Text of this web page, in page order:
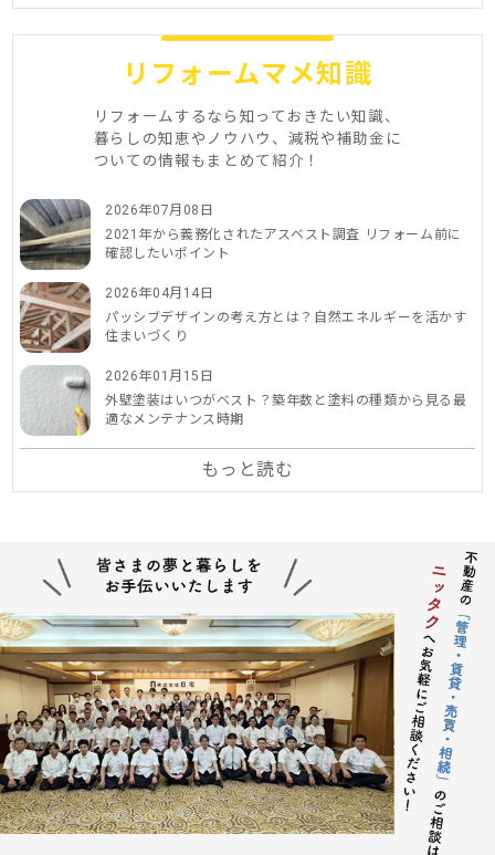
リフォームマメ知識
リフォームするなら知っておきたい知識、
暮らしの知恵やノウハウ、減税や補助金に
ついての情報もまとめて紹介！
2026年07月08日
2021年から義務化されたアスベスト調査 リフォーム前に
確認したいポイント
2026年04月14日
パッシブデザインの考え方とは？自然エネルギーを活かす
住まいづくり
2026年01月15日
外壁塗装はいつがベスト？築年数と塗料の種類から見る最
適なメンテナンス時期
もっと読む